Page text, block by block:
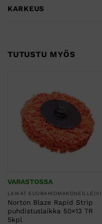
KARKEUS
TUTUSTU MYÖS
VARASTOSSA
Norton Blaze Rapid Strip
puhdistuslaikka 50×13 TR
5kpl